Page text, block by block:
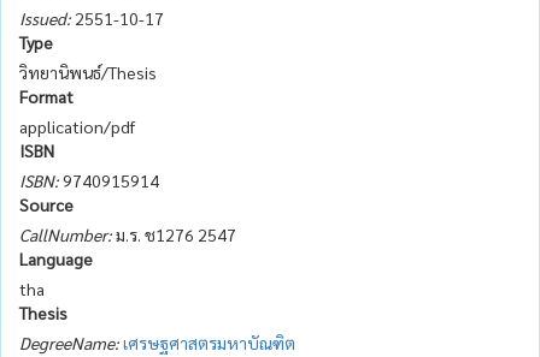
Issued: 2551-10-17
Type
วิทยานิพนธ์/Thesis
Format
application/pdf
ISBN
ISBN:9740915914
Source
CallNumber:ม.ร. ช1276 2547
Language
tha
Thesis
DegreeName:เศรษฐศาสตรมหาบัณฑิต